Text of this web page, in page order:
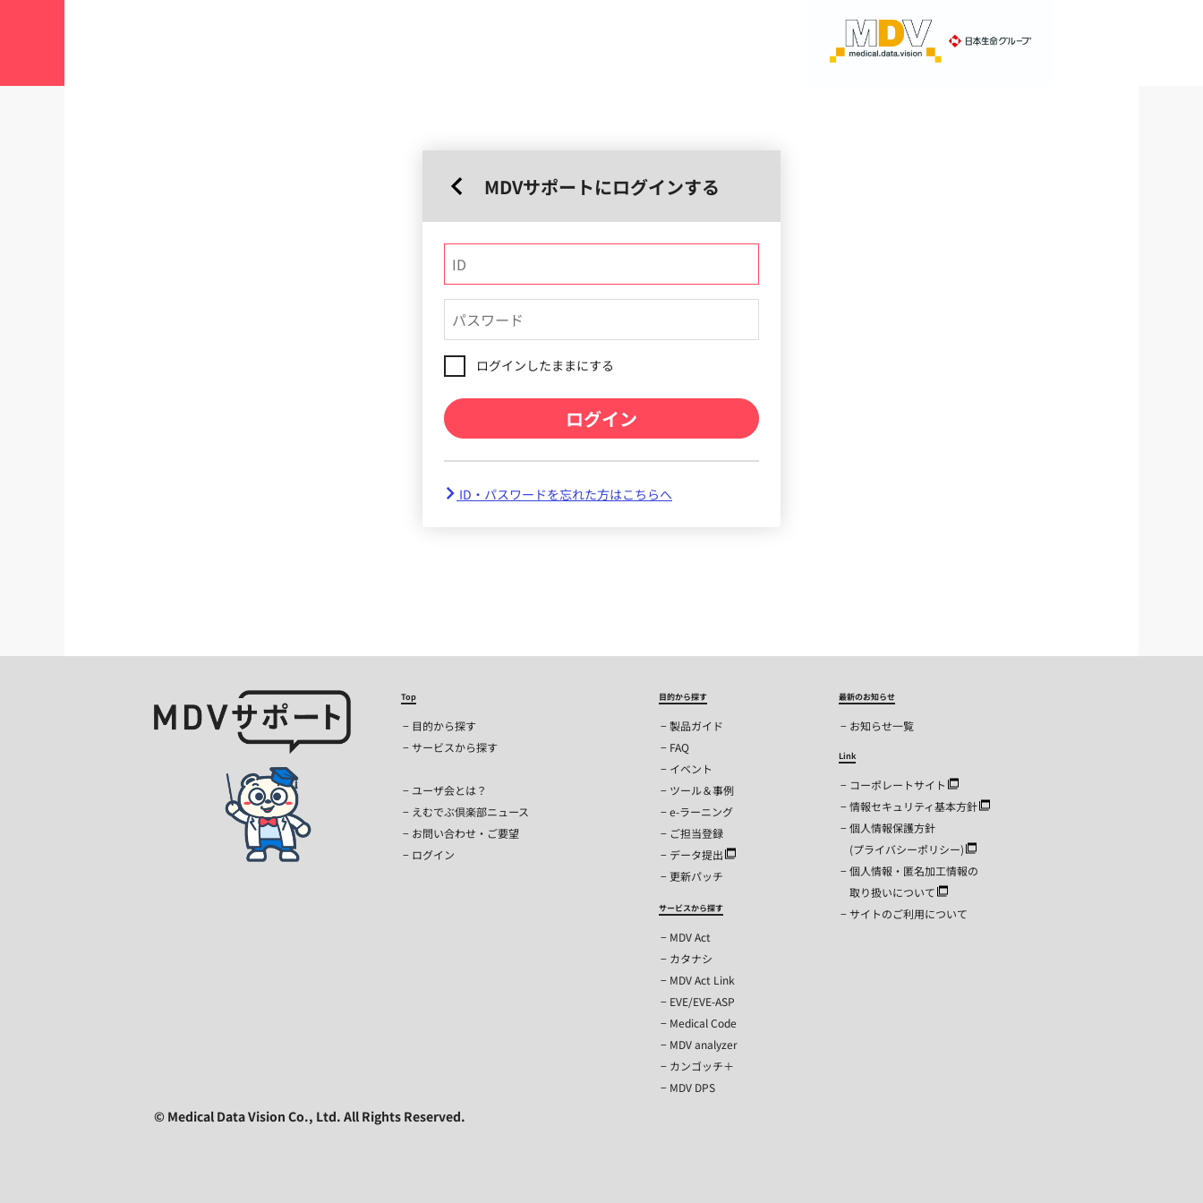
MDVサポートにログインする
ログインしたままにする
ログイン
ID・パスワードを忘れた方はこちらへ
Top
目的から探す
サービスから探す
ユーザ会とは？
えむでぶ倶楽部ニュース
お問い合わせ・ご要望
ログイン
目的から探す
製品ガイド
FAQ
イベント
ツール＆事例
e-ラーニング
ご担当登録
データ提出
更新パッチ
サービスから探す
MDV Act
カタナシ
MDV Act Link
EVE/EVE-ASP
Medical Code
MDV analyzer
カンゴッチ＋
MDV DPS
最新のお知らせ
お知らせ一覧
Link
コーポレートサイト
情報セキュリティ基本方針
個人情報保護方針
(プライバシーポリシー)
個人情報・匿名加工情報の
取り扱いについて
サイトのご利用について
© Medical Data Vision Co., Ltd. All Rights Reserved.